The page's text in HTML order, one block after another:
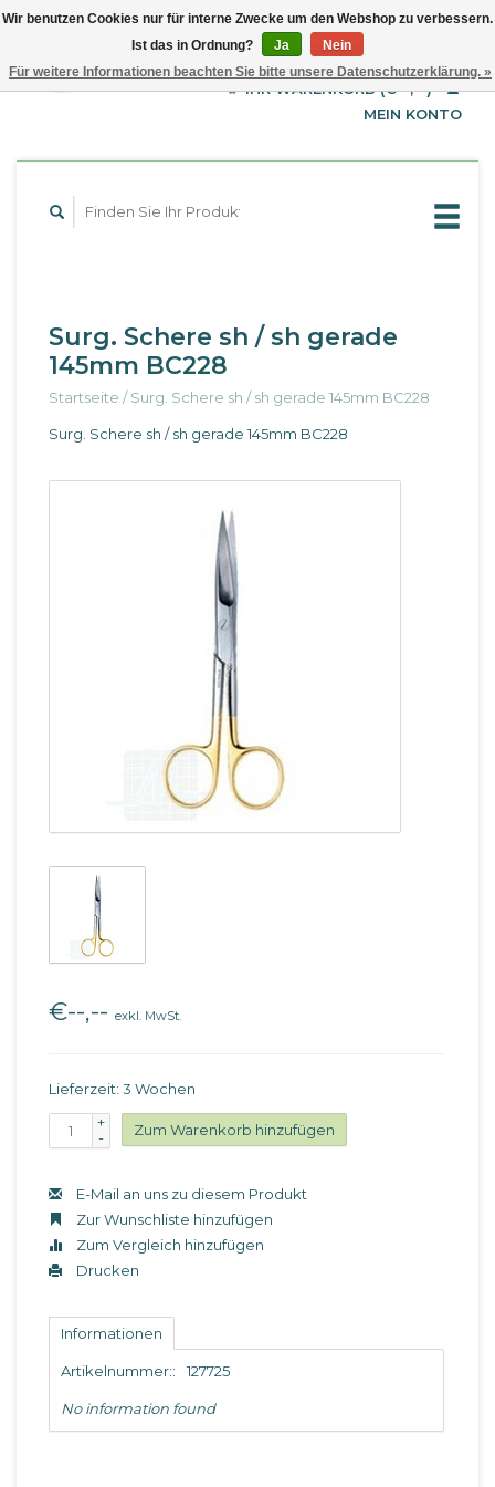
EUR
GBP
USD
English
Français
IHR WARENKORB (€--,--)
MEIN KONTO
Surg. Schere sh / sh gerade
145mm BC228
Startseite /Surg. Schere sh / sh gerade 145mm BC228
Surg. Schere sh / sh gerade 145mm BC228
€--,-- exkl. MwSt.
Lieferzeit: 3 Wochen
+
-
Zum Warenkorb hinzufügen
E-Mail an uns zu diesem Produkt
Zur Wunschliste hinzufügen
Zum Vergleich hinzufügen
Drucken
Informationen
Artikelnummer:: 127725
No information found
Wir benutzen Cookies nur für interne Zwecke um den Webshop zu verbessern.
Ist das in Ordnung?
Ja
Nein
Für weitere Informationen beachten Sie bitte unsere Datenschutzerklärung. »